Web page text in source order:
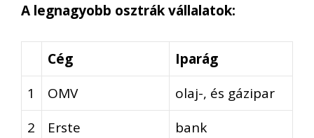
A legnagyobb osztrák vállalatok:
Cég
Iparág
1
OMV
olaj-, és gázipar
2
Erste
bank